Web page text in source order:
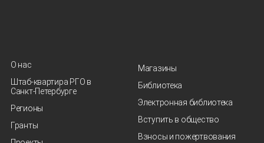
О нас
Штаб-квартира РГО в
Санкт‑Петербурге
Регионы
Гранты
Магазины
Библиотека
Электронная библиотека
Вступить в общество
Взносы и пожертвования